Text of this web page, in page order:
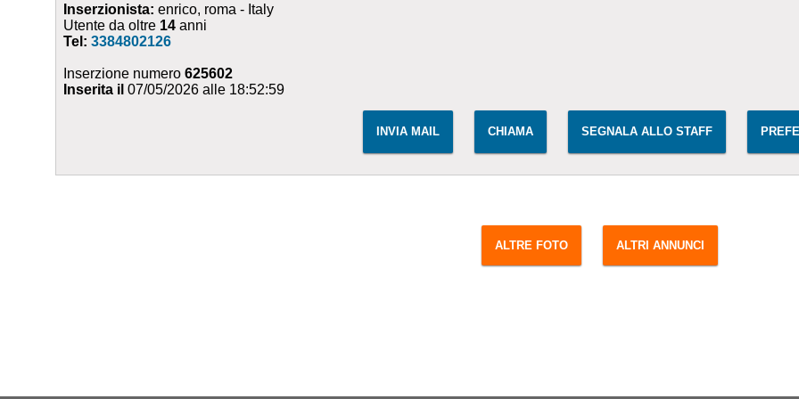
Inserzionista: enrico, roma - Italy
Utente da oltre 14 anni
Tel:3384802126
Inserzione numero625602
Inserita il 07/05/2026 alle 18:52:59
INVIA MAIL CHIAMA SEGNALA ALLO STAFF
ALTRE FOTO ALTRI ANNUNCI